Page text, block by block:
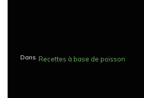
Dans Recettes à base de poisson